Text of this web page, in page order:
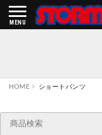
MENU
HOME ショートパンツ